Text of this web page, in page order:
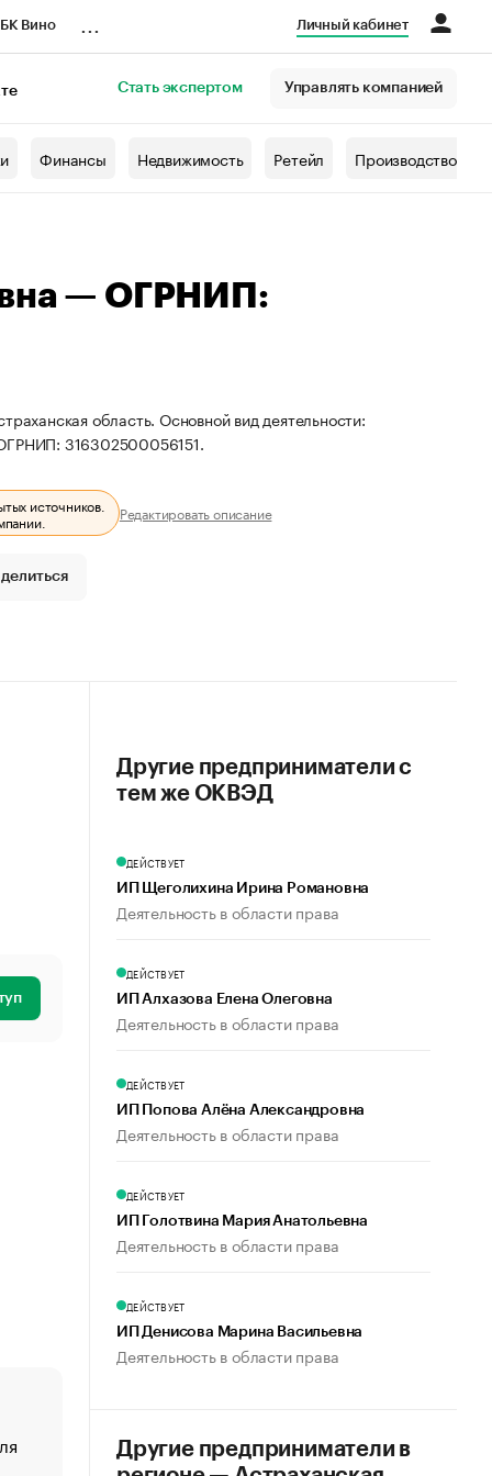
Вино Личный кабинет
Стать экспертом Управлять компанией
Финансы Недвижимость Ретейл Производство
— ОГРНИП:
область. Основной вид деятельности:
316302500056151.
источников. Редактировать описание
«От спорта тело стареет иначе». Как живет глава
создавшей GTA
Другие предприниматели с
тем же ОКВЭД
ДЕЙСТВУЕТ
ИП Щеголихина Ирина Романовна
Деятельность в области права
ДЕЙСТВУЕТ
ИП Алхазова Елена Олеговна
Деятельность в области права
ДЕЙСТВУЕТ
ИП Попова Алёна Александровна
Деятельность в области права
ДЕЙСТВУЕТ
ИП Голотвина Мария Анатольевна
Деятельность в области права
ДЕЙСТВУЕТ
ИП Денисова Марина Васильевна
Деятельность в области права
Другие предприниматели в